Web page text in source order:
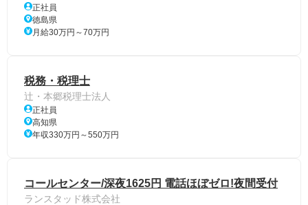
正社員
徳島県
月給30万円～70万円
税務・税理士
辻・本郷税理士法人
正社員
高知県
年収330万円～550万円
コールセンター/深夜1625円 電話ほぼゼロ!夜間受付
ランスタッド株式会社